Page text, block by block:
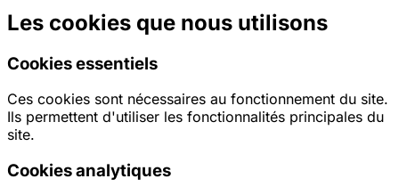
Les cookies que nous utilisons
Cookies essentiels
Ces cookies sont nécessaires au fonctionnement du site.
Ils permettent d'utiliser les fonctionnalités principales du
site.
Cookies analytiques